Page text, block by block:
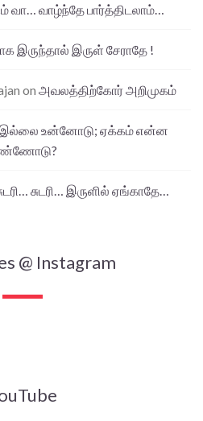
வா… வாழ்ந்தே பார்த்திடலாம்…
இருந்தால் இருள் சேராதே !
on அவலத்திற்கோர் அறிமுகம்
உன்னோடு; ஏக்கம் என்ன
சுடரி… இருளில் ஏங்காதே…
@ Instagram